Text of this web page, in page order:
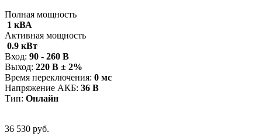
Полная мощность
1 кВА
Активная мощность
0.9 кВт
Вход: 90 - 260 В
Выход: 220 В ± 2%
Время переключения: 0 мс
Напряжение АКБ: 36 В
Тип: Онлайн
36 530 руб.